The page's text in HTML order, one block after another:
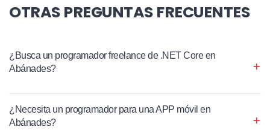
OTRAS PREGUNTAS FRECUENTES
¿Busca un programador freelance de .NET Core en
Abánades?
¿Necesita un programador para una APP móvil en
Abánades?